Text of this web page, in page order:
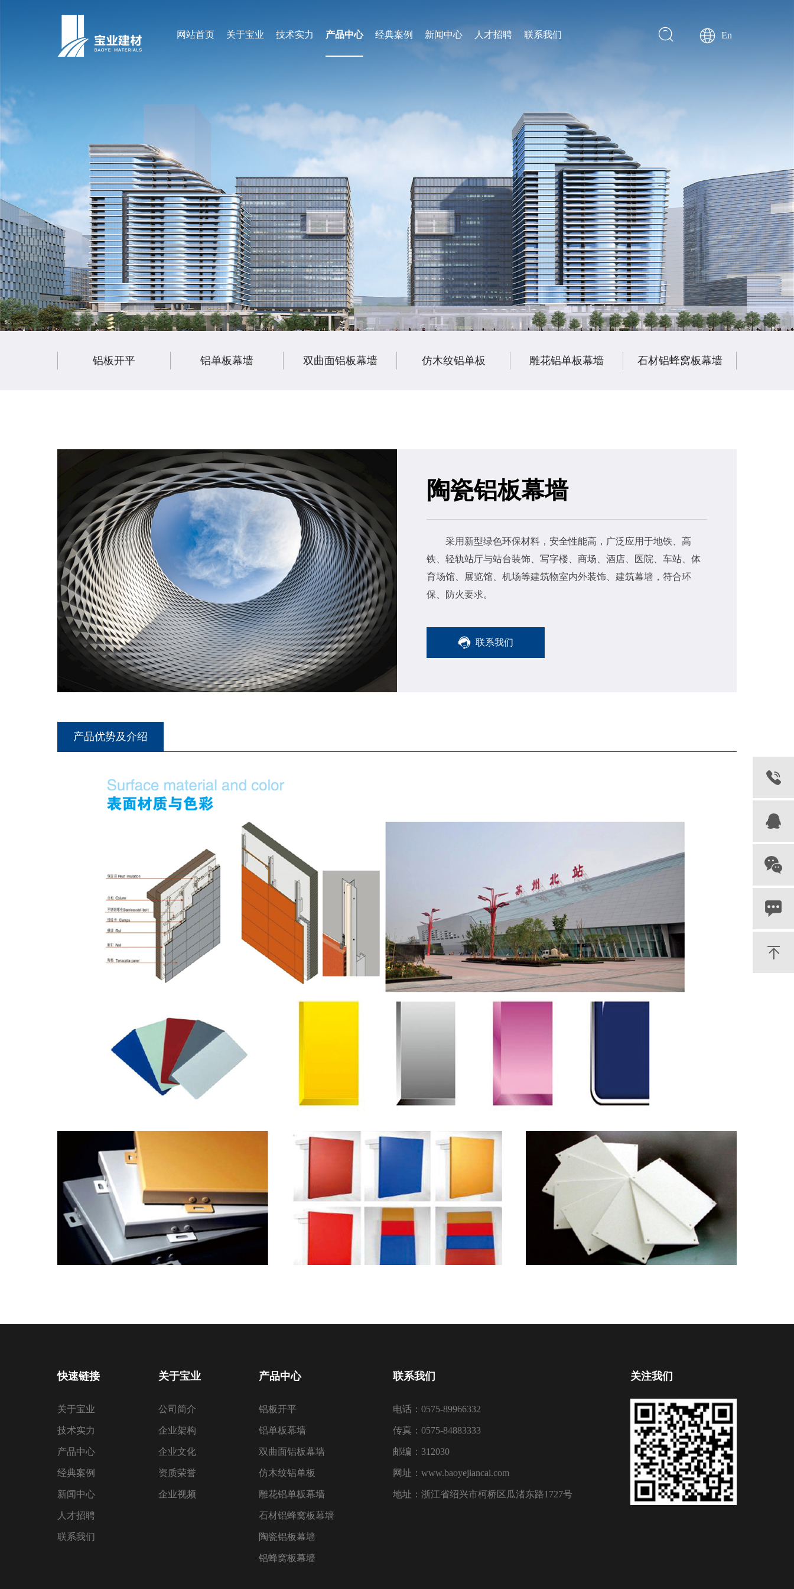
网站首页 关于宝业 技术实力 产品中心 经典案例 新闻中心 人才招聘 联系我们 En
铝板开平 铝单板幕墙 双曲面铝板幕墙 仿木纹铝单板 雕花铝单板幕墙 石材铝蜂窝板幕墙
陶瓷铝板幕墙
采用新型绿色环保材料，安全性能高，广泛应用于地铁、高
铁、轻轨站厅与站台装饰、写字楼、商场、酒店、医院、车站、体
育场馆、展览馆、机场等建筑物室内外装饰、建筑幕墙，符合环
保、防火要求。
联系我们
产品优势及介绍
快速链接
关于宝业
技术实力
产品中心
经典案例
新闻中心
人才招聘
联系我们
关于宝业
公司简介
企业架构
企业文化
资质荣誉
企业视频
产品中心
铝板开平
铝单板幕墙
双曲面铝板幕墙
仿木纹铝单板
雕花铝单板幕墙
石材铝蜂窝板幕墙
陶瓷铝板幕墙
铝蜂窝板幕墙
联系我们
电话：0575-89966332
传真：0575-84883333
邮编：312030
网址：www.baoyejiancai.com
地址：浙江省绍兴市柯桥区瓜渚东路1727号
关注我们